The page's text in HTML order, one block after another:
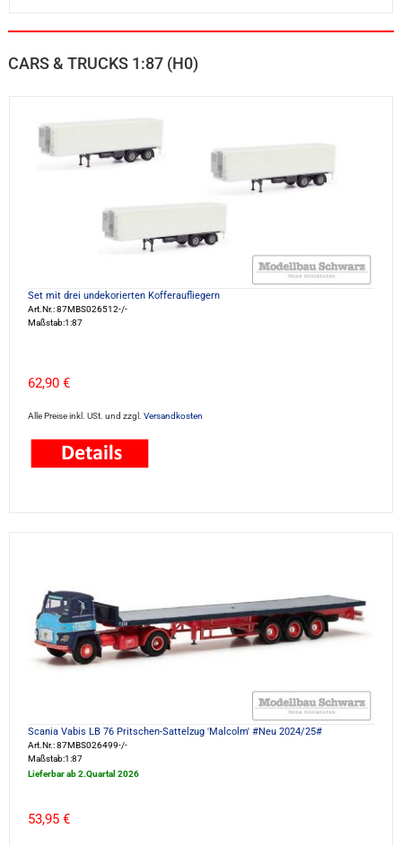
CARS & TRUCKS 1:87 (H0)
Set mit drei undekorierten Kofferaufliegern
Art.Nr.: 87MBS026512-/-
Maßstab:1:87
62,90 €
Alle Preise inkl. USt. und zzgl. Versandkosten
Scania Vabis LB 76 Pritschen-Sattelzug 'Malcolm' #Neu 2024/25#
Art.Nr.: 87MBS026499-/-
Maßstab:1:87
Lieferbar ab 2.Quartal 2026
53,95 €